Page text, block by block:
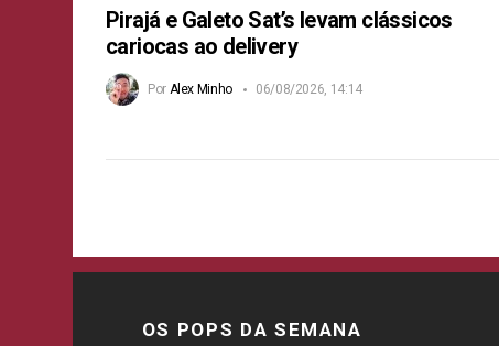
Pirajá e Galeto Sat’s levam clássicos
cariocas ao delivery
Por Alex Minho 06/08/2026, 14:14
OS POPS DA SEMANA